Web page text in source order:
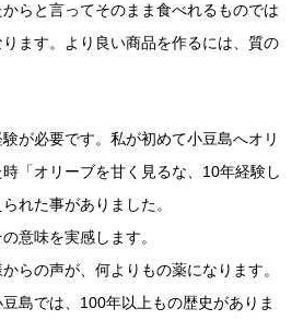
らと言ってそのまま食べれるものでは
ます。より良い商品を作るには、質の
が必要です。私が初めて小豆島へオリ
「オリーブを甘く見るな、10年経験し
れた事がありました。
意味を実感します。
らの声が、何よりもの薬になります。
島では、100年以上もの歴史がありま